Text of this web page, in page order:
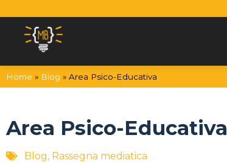
Home » Blog » Area Psico-Educativa
Area Psico-Educativa
Blog, Rassegna mediatica